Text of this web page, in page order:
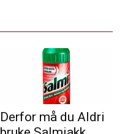
Derfor må du Aldri